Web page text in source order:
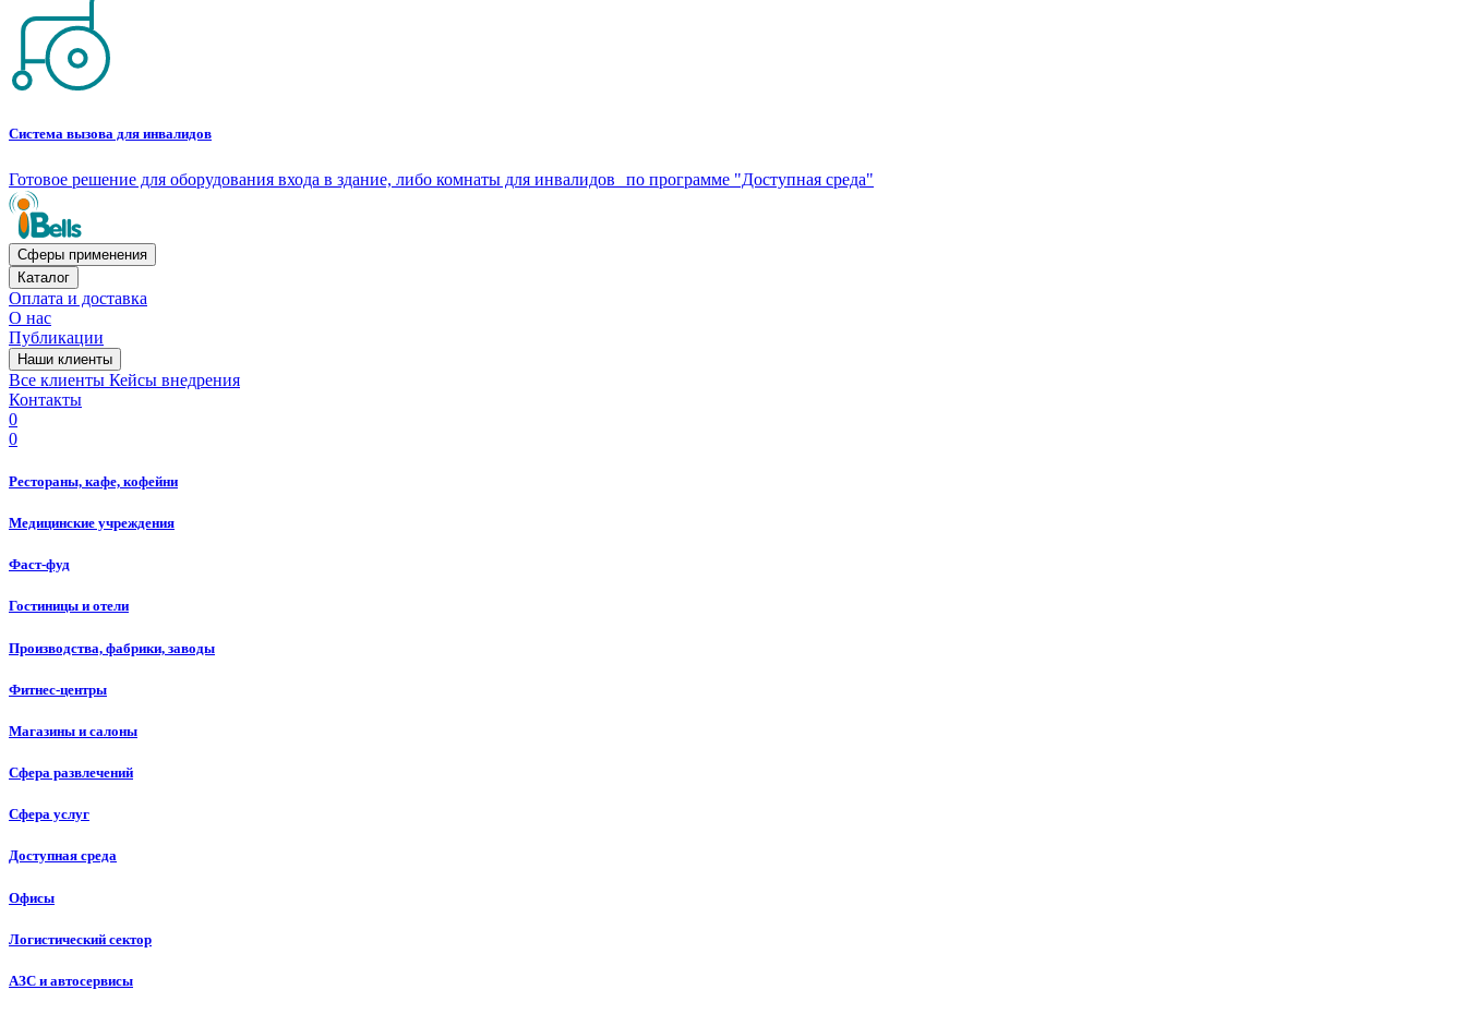
Система вызова для инвалидов
Готовое решение для оборудования входа в здание, либо комнаты для инвалидов по программе "Доступная среда"
Сферы применения
Каталог
Оплата и доставка
О нас
Публикации
Наши клиенты
Все клиенты Кейсы внедрения
Контакты
0
0
Рестораны, кафе, кофейни
Медицинские учреждения
Фаст-фуд
Гостиницы и отели
Производства, фабрики, заводы
Фитнес-центры
Магазины и салоны
Сфера развлечений
Сфера услуг
Доступная среда
Офисы
Логистический сектор
АЗС и автосервисы